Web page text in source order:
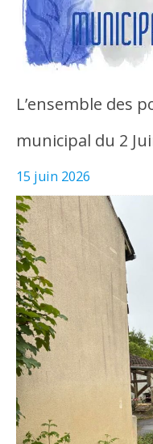
L’ensemble des
municipal du 2
15 juin 2026